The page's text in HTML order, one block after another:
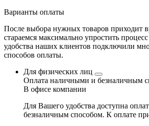
Варианты оплаты
После выбора нужных товаров приходит
стараемся максимально упростить
удобства наших клиентов подключили
способов оплаты.
Для физических лиц
Оплата наличными и безналичным
В офисе компании
Для Вашего удобства доступна
безналичным способом. К оплате